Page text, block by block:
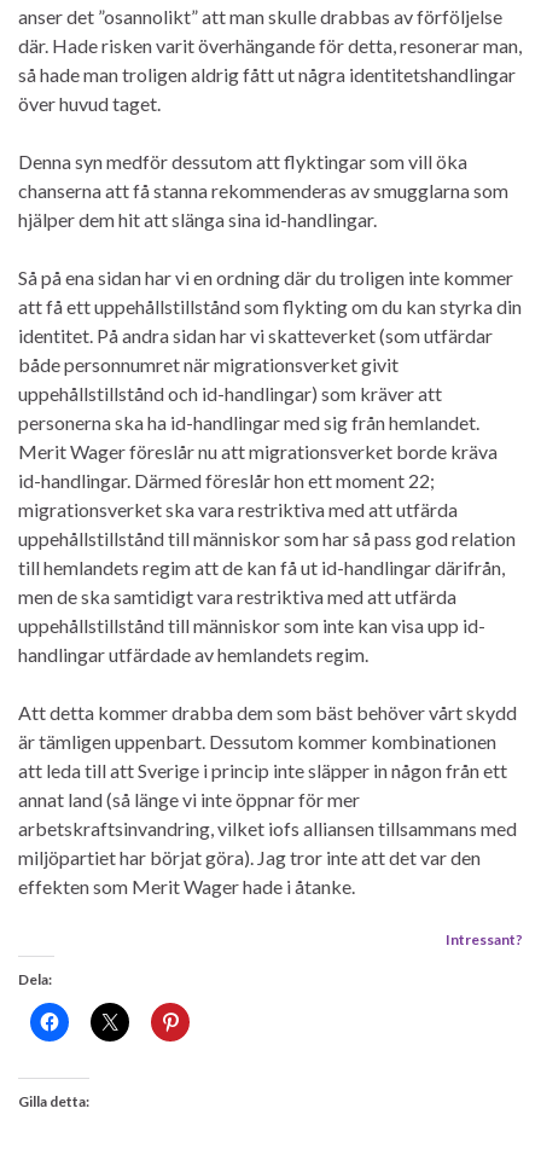
anser det ”osannolikt” att man skulle drabbas av förföljelse
där. Hade risken varit överhängande för detta, resonerar man,
så hade man troligen aldrig fått ut några identitetshandlingar
över huvud taget.
Denna syn medför dessutom att flyktingar som vill öka
chanserna att få stanna rekommenderas av smugglarna som
hjälper dem hit att slänga sina id-handlingar.
Så på ena sidan har vi en ordning där du troligen inte kommer
att få ett uppehållstillstånd som flykting om du kan styrka din
identitet. På andra sidan har vi skatteverket (som utfärdar
både personnumret när migrationsverket givit
uppehållstillstånd och id-handlingar) som kräver att
personerna ska ha id-handlingar med sig från hemlandet.
Merit Wager föreslår nu att migrationsverket borde kräva
id-handlingar. Därmed föreslår hon ett moment 22;
migrationsverket ska vara restriktiva med att utfärda
uppehållstillstånd till människor som har så pass god relation
till hemlandets regim att de kan få ut id-handlingar därifrån,
men de ska samtidigt vara restriktiva med att utfärda
uppehållstillstånd till människor som inte kan visa upp id-
handlingar utfärdade av hemlandets regim.
Att detta kommer drabba dem som bäst behöver vårt skydd
är tämligen uppenbart. Dessutom kommer kombinationen
att leda till att Sverige i princip inte släpper in någon från ett
annat land (så länge vi inte öppnar för mer
arbetskraftsinvandring, vilket iofs alliansen tillsammans med
miljöpartiet har börjat göra). Jag tror inte att det var den
effekten som Merit Wager hade i åtanke.
Intressant?
Dela:
Gilla detta: